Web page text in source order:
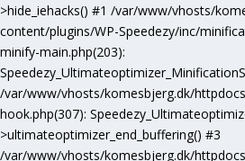
>hide_iehacks() #1 /var/www/vhosts/
content/plugins/WP-Speedezy/inc/
minify-main.php(203):
/var/www/vhosts/komesbjerg.dk/
hook.php(307):
>ultimateoptimizer_end_buffering() #3
/var/www/vhosts/komesbjerg.dk/